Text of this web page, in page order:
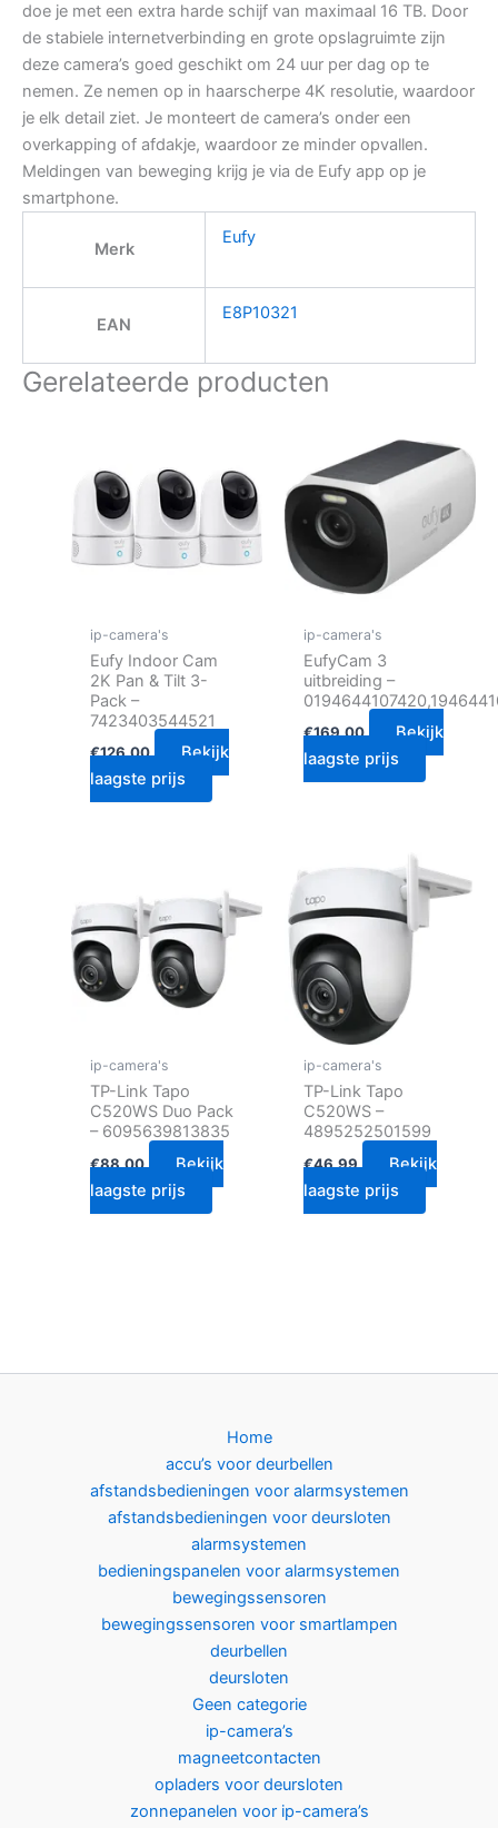
doe je met een extra harde schijf van maximaal 16 TB. Door
de stabiele internetverbinding en grote opslagruimte zijn
deze camera’s goed geschikt om 24 uur per dag op te
nemen. Ze nemen op in haarscherpe 4K resolutie, waardoor
je elk detail ziet. Je monteert de camera’s onder een
overkapping of afdakje, waardoor ze minder opvallen.
Meldingen van beweging krijg je via de Eufy app op je
smartphone.
Merk
Eufy
EAN
E8P10321
Gerelateerde producten
ip-camera's
Eufy Indoor Cam
2K Pan & Tilt 3-
Pack –
7423403544521
€126.00
Bekijk
laagste prijs
ip-camera's
EufyCam 3
uitbreiding –
€169.00
Bekijk
laagste prijs
ip-camera's
TP-Link Tapo
C520WS Duo Pack
– 6095639813835
€88.00
Bekijk
laagste prijs
ip-camera's
TP-Link Tapo
C520WS –
4895252501599
€46.99
Bekijk
laagste prijs
Home
accu’s voor deurbellen
afstandsbedieningen voor alarmsystemen
afstandsbedieningen voor deursloten
alarmsystemen
bedieningspanelen voor alarmsystemen
bewegingssensoren
bewegingssensoren voor smartlampen
deurbellen
deursloten
Geen categorie
ip-camera’s
magneetcontacten
opladers voor deursloten
zonnepanelen voor ip-camera’s